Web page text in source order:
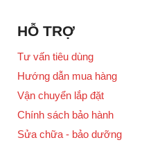
HỖ TRỢ
Tư vấn tiêu dùng
Hướng dẫn mua hàng
Vận chuyển lắp đặt
Chính sách bảo hành
Sửa chữa - bảo dưỡng